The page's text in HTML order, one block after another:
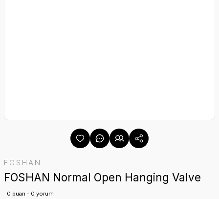
FOSHAN
FOSHAN Normal Open Hanging Valve
0 puan - 0 yorum